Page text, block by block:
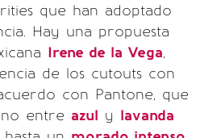
que han adoptado
Hay una propuesta
Irene de la Vega,
de los cutouts con
con Pantone, que
entre azul y lavanda